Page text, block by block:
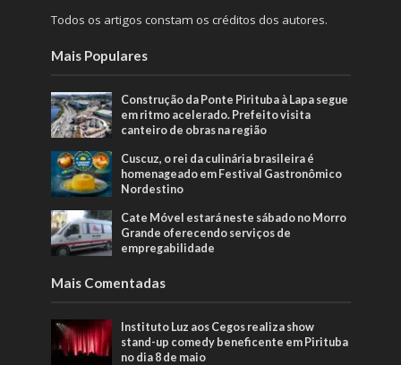
Todos os artigos constam os créditos dos autores.
Mais Populares
Construção da Ponte Pirituba à Lapa segue
em ritmo acelerado. Prefeito visita
canteiro de obras na região
Cuscuz, o rei da culinária brasileira é
homenageado em Festival Gastronômico
Nordestino
Cate Móvel estará neste sábado no Morro
Grande oferecendo serviços de
empregabilidade
Mais Comentadas
Instituto Luz aos Cegos realiza show
stand-up comedy beneficente em Pirituba
no dia 8 de maio